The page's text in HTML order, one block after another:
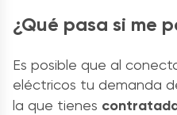
¿Qué pasa si me
Es posible que al
eléctricos tu demanda
la que tienes